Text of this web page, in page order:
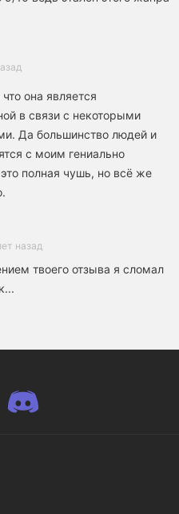
она является
в связи с некоторыми
Да большинство людей и
с моим гениально
полная чушь, но всё же
назад
твоего отзыва я сломал